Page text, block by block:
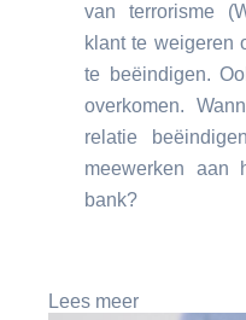
van terrorisme
klant te weigeren
te beëindigen.
overkomen.
relatie
meewerken aan
bank?
Lees meer